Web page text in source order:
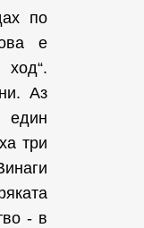
по
е
Аз
три
- в